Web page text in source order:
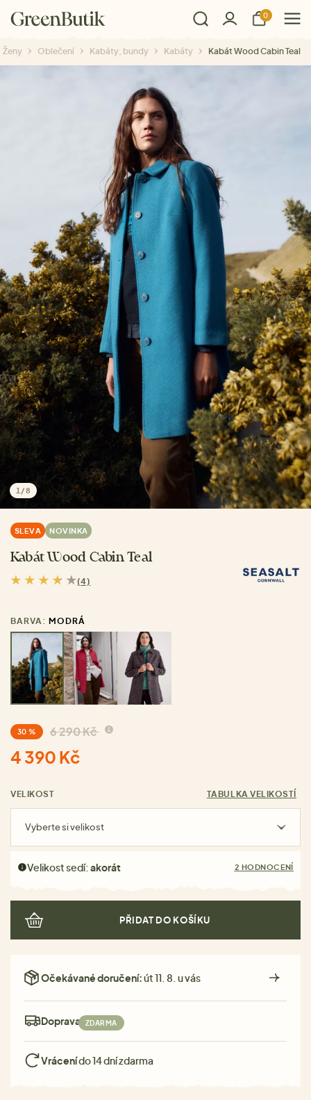
0
Ženy Oblečení Kabáty, bundy Kabáty Kabát Wood Cabin Teal
1 /8
SLEVA NOVINKA
Kabát Wood Cabin Teal
(4)
BARVA: MODRÁ
30 % 6 290 Kč
4 390 Kč
VELIKOST TABULKA VELIKOSTÍ
Vyberte si velikost
Velikost sedí:akorát 2 HODNOCENÍ
PŘIDAT DO KOŠÍKU
Očekávané doručení:út 11. 8. u vás
Doprava: ZDARMA
Vrácenído 14 dní zdarma